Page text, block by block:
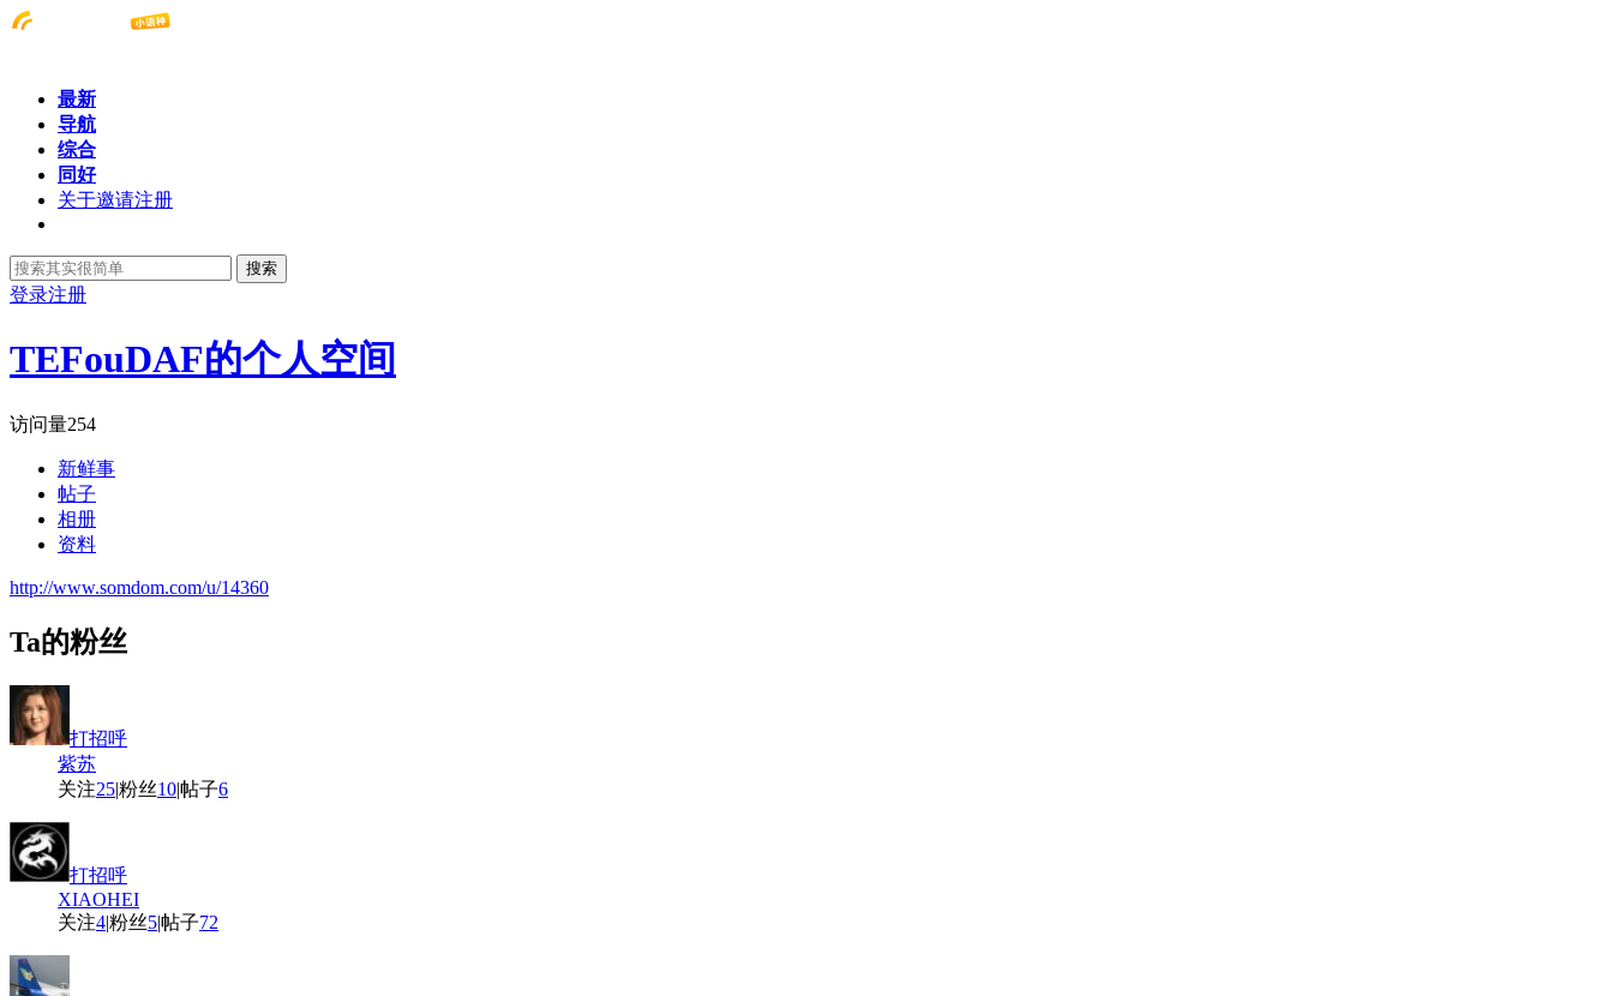
最新
导航
综合
同好
关于邀请注册
搜索
登录注册
TEFouDAF的个人空间
访问量254
新鲜事
帖子
相册
资料
http://www.somdom.com/u/14360
Ta的粉丝
打招呼
紫苏
关注25|粉丝10|帖子6
打招呼
XIAOHEI
关注4|粉丝5|帖子72